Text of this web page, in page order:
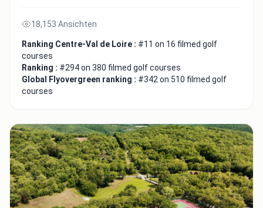
18,153 Ansichten
Ranking Centre-Val de Loire : #11 on 16 filmed golf
courses
Ranking : #294 on 380 filmed golf courses
Global Flyovergreen ranking : #342 on 510 filmed golf
courses